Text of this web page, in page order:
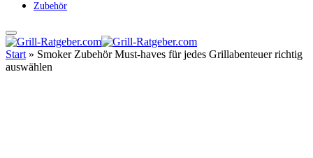
Zubehör
Start » Smoker Zubehör Must-haves für jedes Grillabenteuer richtig
auswählen